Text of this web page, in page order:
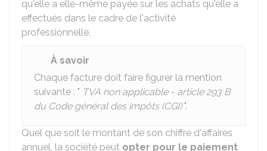
qu'elle a elle-même payée sur les achats qu'elle a
effectués dans le cadre de l'activité
professionnelle.
À savoir
Chaque facture doit faire figurer la mention
suivante : " TVA non applicable - article 293 B
du Code général des impôts (CGI)".
Quel que soit le montant de son chiffre d'affaires
annuel, la société peut opter pour le paiement